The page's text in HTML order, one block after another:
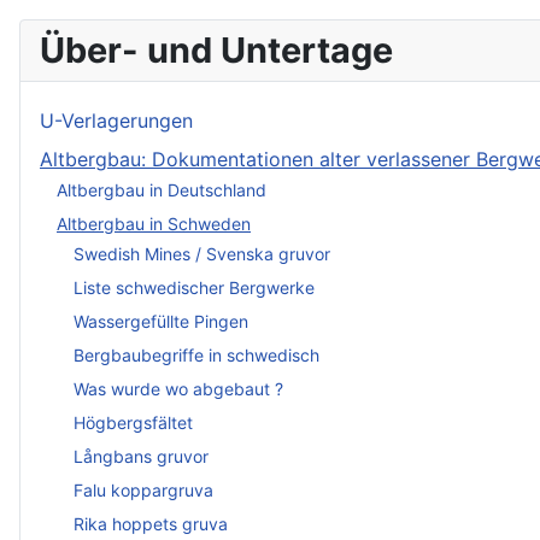
Über- und Untertage
U-Verlagerungen
Altbergbau: Dokumentationen alter verlassener
Altbergbau in Deutschland
Altbergbau in Schweden
Swedish Mines / Svenska gruvor
Liste schwedischer Bergwerke
Wassergefüllte Pingen
Bergbaubegriffe in schwedisch
Was wurde wo abgebaut ?
Högbergsfältet
Långbans gruvor
Falu koppargruva
Rika hoppets gruva